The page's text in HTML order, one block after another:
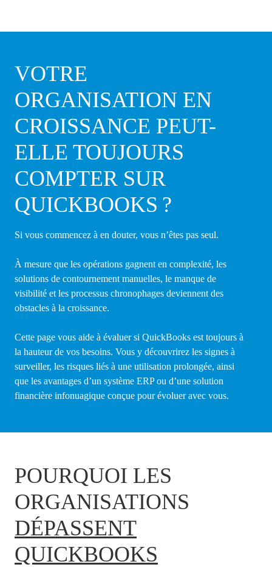
VOTRE
ORGANISATION EN
CROISSANCE PEUT-
ELLE TOUJOURS
COMPTER SUR
QUICKBOOKS ?
Si vous commencez à en douter, vous n’êtes pas seul.
À mesure que les opérations gagnent en complexité, les
solutions de contournement manuelles, le manque de
visibilité et les processus chronophages deviennent des
obstacles à la croissance.
Cette page vous aide à évaluer si QuickBooks est toujours à
la hauteur de vos besoins. Vous y découvrirez les signes à
surveiller, les risques liés à une utilisation prolongée, ainsi
que les avantages d’un système ERP ou d’une solution
financière infonuagique conçue pour évoluer avec vous.
POURQUOI LES
ORGANISATIONS
DÉPASSENT
QUICKBOOKS